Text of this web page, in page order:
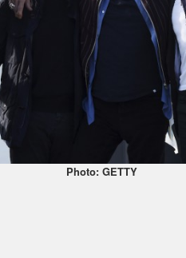
Photo: GETTY